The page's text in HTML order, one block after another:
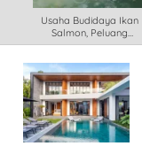
Usaha Budidaya Ikan
Salmon, Peluang
Bisnis Pr